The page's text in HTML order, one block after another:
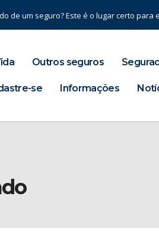
de um seguro? Este é o lugar certo para
Outros seguros
se Informações